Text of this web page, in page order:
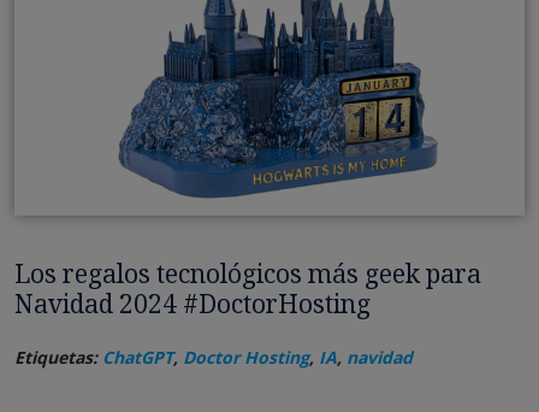
Los regalos tecnológicos más geek para
Navidad 2024 #DoctorHosting
Etiquetas: ChatGPT, Doctor Hosting, IA, navidad